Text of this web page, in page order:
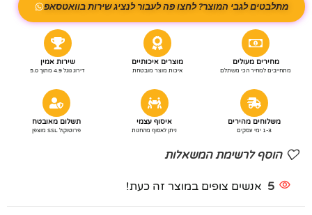
מתלבטים לגבי המוצר? לחצו פה לעבור לנציג שירות בוואטסאפ
מחירים מעולים
מתחייבים למחיר הכי משתלם
מוצרים איכותיים
איכות מוצר מובטחת
שירות אמין
דירוג גוגל 4.9 מתוך 5.0
משלוחים מהירים
1-3 ימי עסקים
איסוף עצמי
ניתן לאסוף מהחנות
תשלום מאובטח
פרוטוקול SSL מוצפן
הוסף לרשימת המשאלות
5 אנשים צופים במוצר זה כעת!